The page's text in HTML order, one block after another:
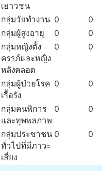
เยาวชน
กลุ่มวัยทำงาน 0 0
กลุ่มผู้สูงอายุ
0 0
กลุ่มหญิงตั้ง
ครรภ์และหญิง
หลังคลอด
0 0
กลุ่มผู้ป่วยโรค
เรื้อรัง
0 0
กลุ่มคนพิการ
และทุพพลภาพ
0 0
กลุ่มประชาชน
ทั่วไปที่มีภาวะ
เสี่ยง
0 0